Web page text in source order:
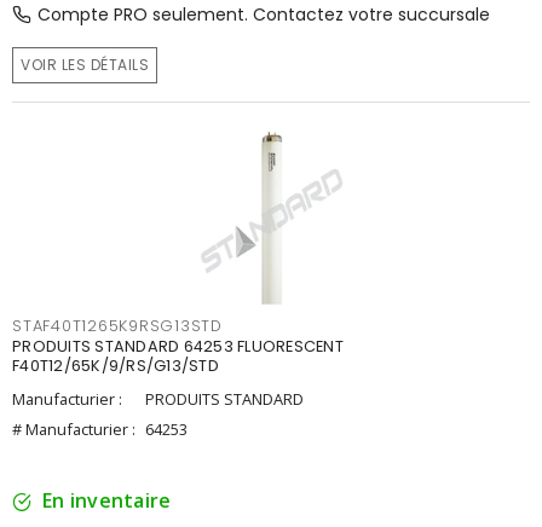
Compte PRO seulement. Contactez votre succursale
VOIR LES DÉTAILS
STAF40T1265K9RSG13STD
PRODUITS STANDARD 64253 FLUORESCENT
F40T12/65K/9/RS/G13/STD
Manufacturier :
PRODUITS STANDARD
# Manufacturier : 64253
En inventaire